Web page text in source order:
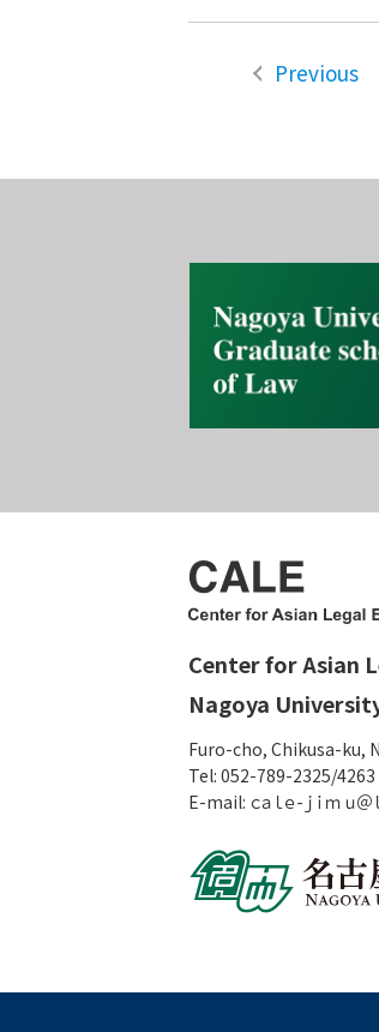
Previous
Center for Asian
Nagoya
Furo-cho, Chikusa-ku,
Tel: 052-789-2325/
E-mail: ｃａｌｅ-ｊｉｍｕ＠ｌ